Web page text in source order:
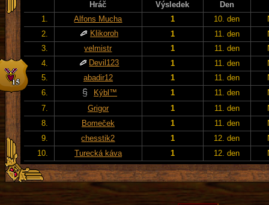
Hráč Výsledek
Den
1.
Alfons Mucha 1 10. den
2.
Klikoroh 1 11. den
3.
velmistr 1 11. den
4.
Devil123 1 11. den
5.
abadir12 1 11. den
6.
Kýbl™ 1 11. den
7.
Grigor 1 11. den
8.
Bomeček 1 11. den
9.
chesstik2 1 12. den
10.
Turecká káva 1 12. den